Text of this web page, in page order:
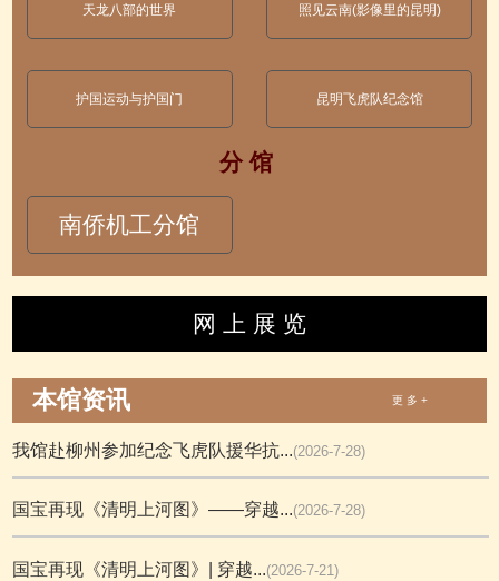
天龙八部的世界 照见云南(影像里的昆明)
护国运动与护国门 昆明飞虎队纪念馆
分 馆
南侨机工分馆
网 上 展 览
本馆资讯 更 多 +
我馆赴柳州参加纪念飞虎队援华抗...(2026-7-28)
国宝再现《清明上河图》——穿越...(2026-7-28)
国宝再现《清明上河图》| 穿越...(2026-7-21)